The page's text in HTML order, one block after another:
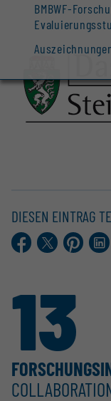
BMBWF-
DIESEN EINTRAG
Facebook
X.com
13